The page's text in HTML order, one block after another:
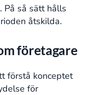
På så sätt hålls
åtskilda.
företagare
förstå konceptet
för